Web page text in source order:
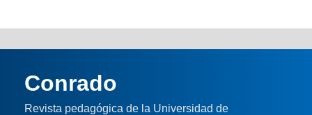
Conrado
Revista pedagógica de la Universidad de